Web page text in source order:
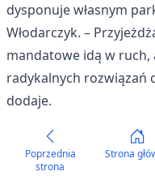
dysponuje własnym
Włodarczyk. –
mandatowe idą w
radykalnych rozwiązań
dodaje.
Poprzednia
strona
Strona